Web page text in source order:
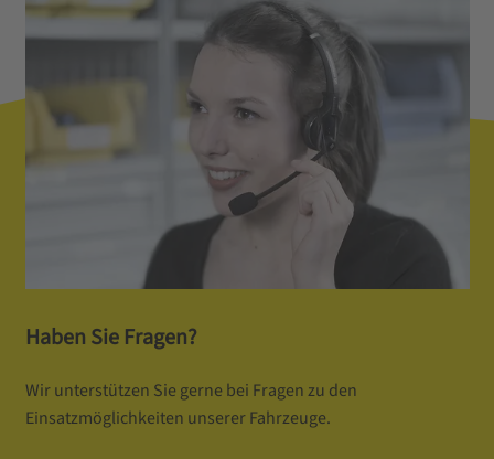
Haben Sie Fragen?
Wir unterstützen Sie gerne bei Fragen zu den
Einsatzmöglichkeiten unserer Fahrzeuge.